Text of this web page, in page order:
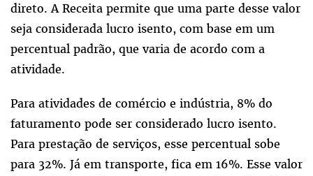
direto. A Receita permite que uma parte desse valor
seja considerada lucro isento, com base em um
percentual padrão, que varia de acordo com a
atividade.
Para atividades de comércio e indústria, 8% do
faturamento pode ser considerado lucro isento.
Para prestação de serviços, esse percentual sobe
para 32%. Já em transporte, fica em 16%. Esse valor